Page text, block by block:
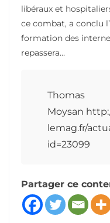
libéraux et
ce combat, a conclu
formation des
repassera…
Thomas
Moysan
lemag.fr/
id=23099
Partager ce